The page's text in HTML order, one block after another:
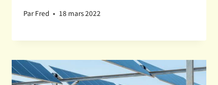
Par Fred 18 mars 2022